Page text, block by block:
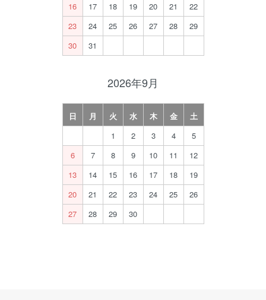
16
17 18 19 20 21
22
23
24 25 26 27 28
29
30
31
2026年9月
日 月 火 水 木 金
土
1
2 3 4
5
6
7 8 9 10 11
12
13
14 15 16 17 18
19
20
21 22 23 24 25
26
27
28 29 30